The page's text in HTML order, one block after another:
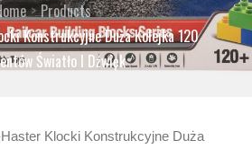
Products
Konstrukcyjne Duża Kolejka 120
Światło I Dźwięk
Klocki Konstrukcyjne Duża